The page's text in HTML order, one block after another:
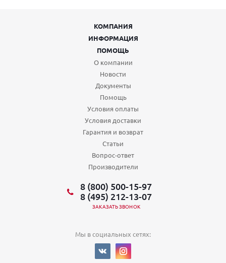
КОМПАНИЯ
ИНФОРМАЦИЯ
ПОМОЩЬ
О компании
Новости
Документы
Помощь
Условия оплаты
Условия доставки
Гарантия и возврат
Статьи
Вопрос-ответ
Производители
8 (800) 500-15-97
8 (495) 212-13-07
ЗАКАЗАТЬ ЗВОНОК
Мы в социальных сетях: